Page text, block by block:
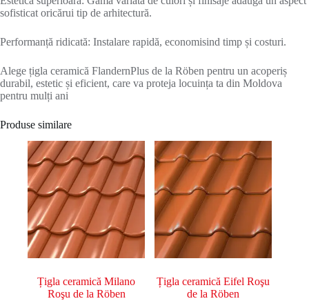
sofisticat oricărui tip de arhitectură.
Performanță ridicată: Instalare rapidă, economisind timp și costuri.
Alege țigla ceramică FlandernPlus de la Röben pentru un acoperiș
durabil, estetic și eficient, care va proteja locuința ta din Moldova
pentru mulți ani
Produse similare
Țigla ceramică Milano
Roşu de la Röben
Țigla ceramică Eifel Roşu
de la Röben